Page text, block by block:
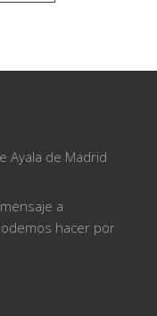
Ayala de Madrid
a
hacer por